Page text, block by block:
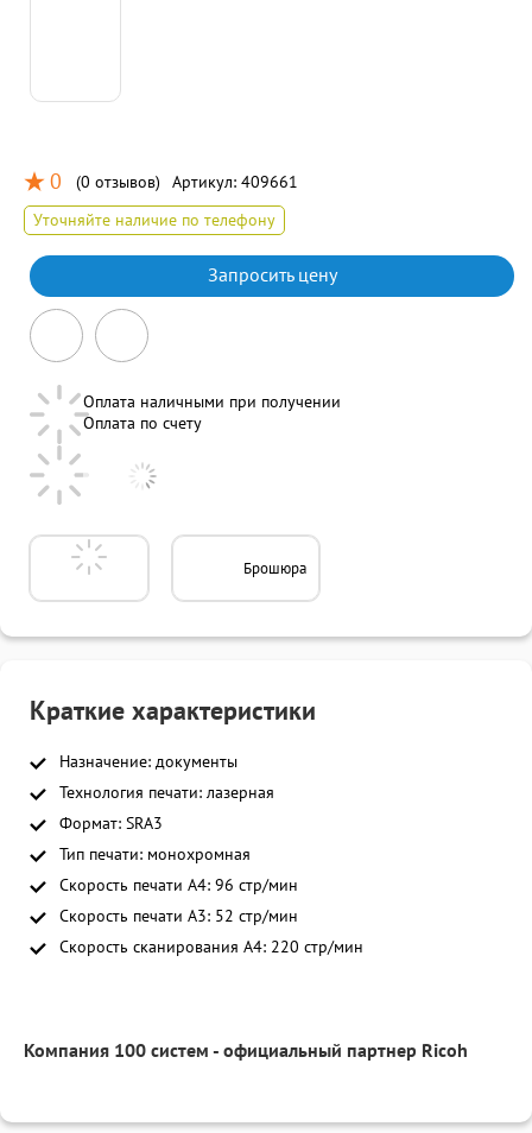
0 (0 отзывов) Артикул: 409661
Уточняйте наличие по телефону
Запросить цену
Оплата наличными при получении
Оплата по счету
Брошюра
Краткие характеристики
Назначение: документы
Технология печати: лазерная
Формат: SRA3
Тип печати: монохромная
Скорость печати A4: 96 стр/мин
Скорость печати A3: 52 стр/мин
Скорость сканирования A4: 220 стр/мин
Компания 100 систем - официальный партнер Ricoh